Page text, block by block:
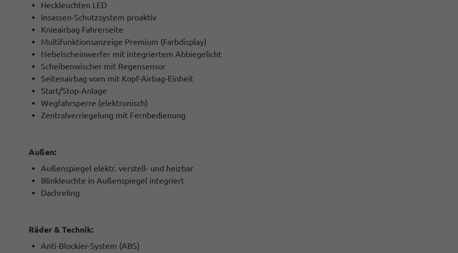
Heckleuchten LED
Insassen-Schutzsystem proaktiv
Knieairbag Fahrerseite
Multifunktionsanzeige Premium (Farbdisplay)
Nebelscheinwerfer mit integriertem Abbiegelicht
Scheibenwischer mit Regensensor
Seitenairbag vorn mit Kopf-Airbag-Einheit
Start/Stop-Anlage
Wegfahrsperre (elektronisch)
Zentralverriegelung mit Fernbedienung
Außen:
Außenspiegel elektr. verstell- und heizbar
Blinkleuchte in Außenspiegel integriert
Dachreling
Räder & Technik:
Anti-Blockier-System (ABS)